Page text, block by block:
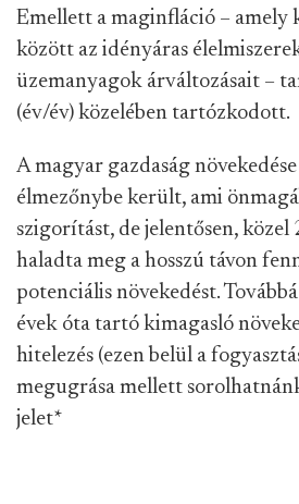
Emellett a maginfláció – amely
között az idényáras
üzemanyagok árváltozásait –
(év/év) közelében tartózkodott.
A magyar gazdaság
élmezőnybe került, ami
szigorítást, de jelentősen, közel
haladta meg a hosszú távon
potenciális növekedést.
évek óta tartó kimagasló
hitelezés (ezen belül a
megugrása mellett
jelet*